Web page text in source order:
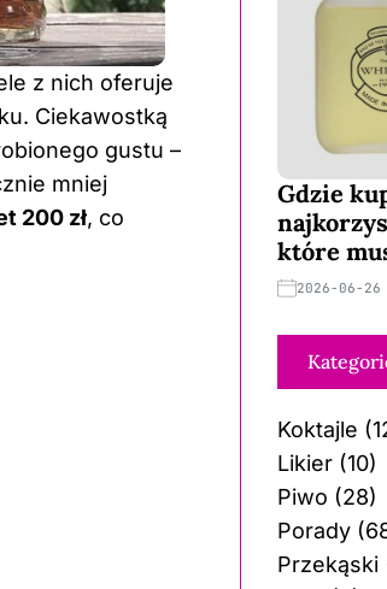
z nich oferuje
Ciekawostką
gustu –
mniej
200 zł, co
Gdzie
które
2026-06-26
Koktajle
Likier(10)
Piwo (28)
Porady
Przekąski